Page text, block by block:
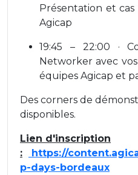
Présentation et
Agicap
19:45 – 22:00 ·
Networker avec
équipes Agicap et
Des corners de
disponibles.
Lien d'inscription
:
https://
p-days-bordeaux